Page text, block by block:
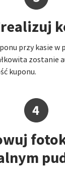
przy kasie w
zostanie
kuponu.